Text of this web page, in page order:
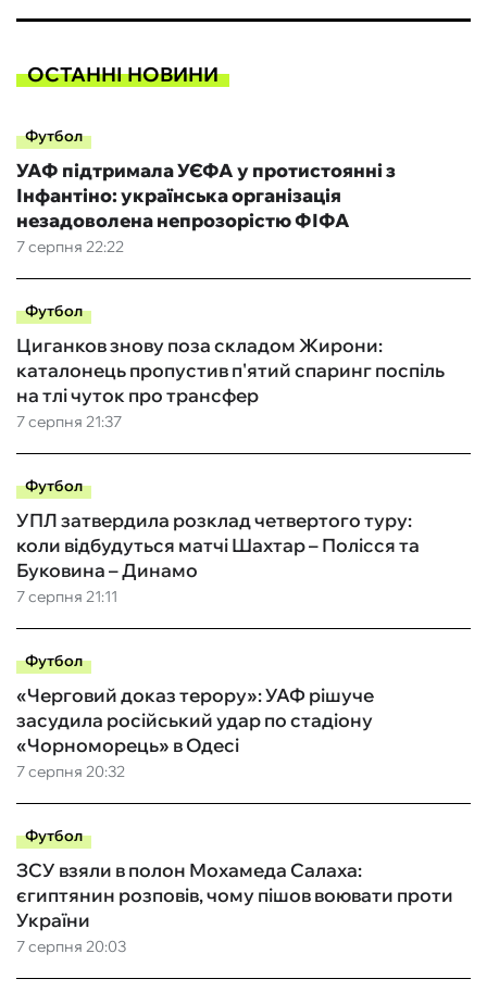
ОСТАННІ НОВИНИ
Футбол
7 серпня 22:22
УАФ підтримала УЄФА у протистоянні з
Інфантіно: українська організація
незадоволена непрозорістю ФІФА
Футбол
7 серпня 21:37
Циганков знову поза складом Жирони:
каталонець пропустив п'ятий спаринг поспіль
на тлі чуток про трансфер
Футбол
7 серпня 21:11
УПЛ затвердила розклад четвертого туру:
коли відбудуться матчі Шахтар – Полісся та
Буковина – Динамо
Футбол
7 серпня 20:32
«Черговий доказ терору»: УАФ рішуче
засудила російський удар по стадіону
«Чорноморець» в Одесі
Футбол
7 серпня 20:03
ЗСУ взяли в полон Мохамеда Салаха:
єгиптянин розповів, чому пішов воювати проти
України